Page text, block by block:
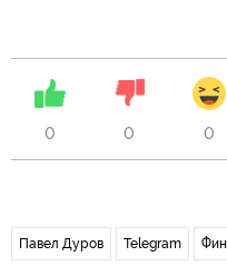
0 0 0
Павел Дуров Telegram